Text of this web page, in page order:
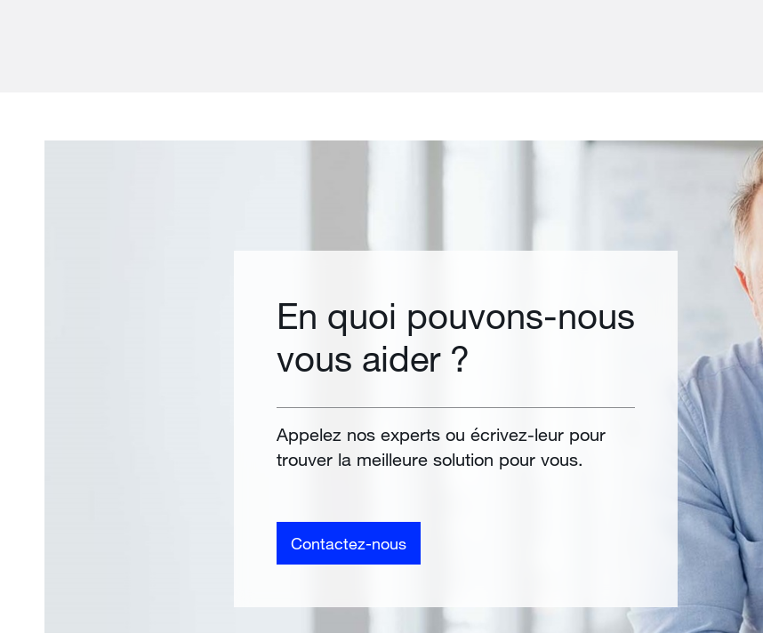
En quoi pouvons-nous
vous aider ?
Appelez nos experts ou écrivez-leur pour
trouver la meilleure solution pour vous.
Contactez-nous